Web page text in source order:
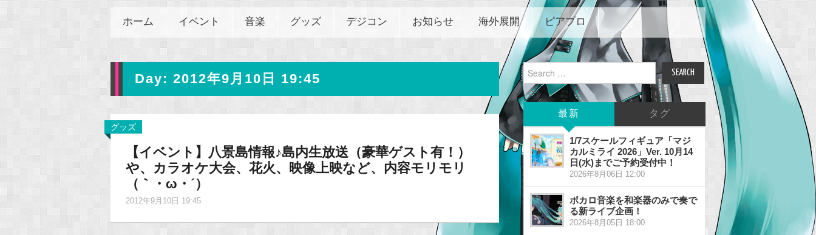
ホーム イベント 音楽 グッズ デジコン お知らせ 海外展開 ピアプロ
Day: 2012年9月10日 19:45
グッズ
【イベント】八景島情報♪島内生放送（豪華ゲスト有！）
や、カラオケ大会、花火、映像上映など、内容モリモリ
（｀・ω・´）
2012年9月10日 19:45
Search
for:
最新 タグ
1/7スケールフィギュア「マジ
カルミライ 2026」Ver. 10月14
日(水)までご予約受付中！
2026年8月06日 12:00
ボカロ音楽を和楽器のみで奏で
る新ライブ企画！
2026年8月05日 18:00